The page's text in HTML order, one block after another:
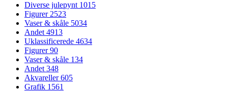
Diverse julepynt 1015
Figurer 2523
Vaser & skåle 5034
Andet 4913
Uklassificerede 4634
Figurer90
Vaser & skåle 134
Andet 348
Akvareller605
Grafik 1561